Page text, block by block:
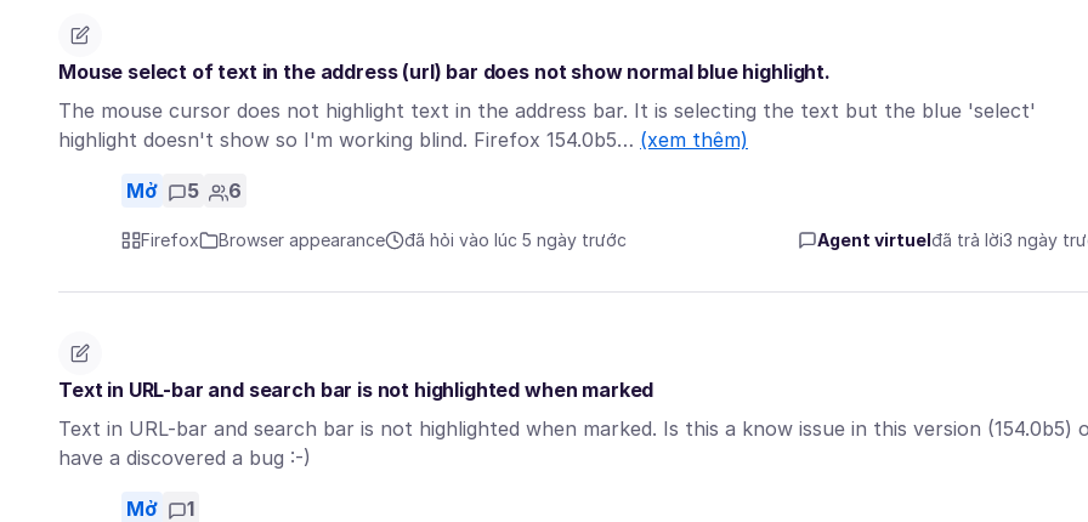
Mouse select of text in the address (url) bar does not show normal blue highlight.
The mouse cursor does not highlight text in the address bar. It is selecting the text but the blue 'select'
highlight doesn't show so I'm working blind. Firefox 154.0b5… (xem thêm)
Mở 5 6
Firefox Browser appearance đã hỏi vào lúc 5 ngày trước Agent virtuelđã trả lời3 ngày
Text in URL-bar and search bar is not highlighted when marked
Text in URL-bar and search bar is not highlighted when marked. Is this a know issue in this version (154.0b5)
have a discovered a bug :-)
Mở 1